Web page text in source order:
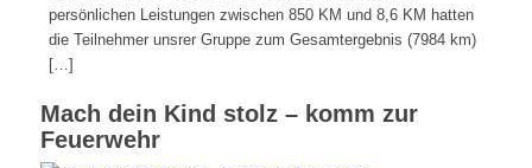
persönlichen Leistungen zwischen 850 KM und 8,6 KM hatten
die Teilnehmer unsrer Gruppe zum Gesamtergebnis (7984 km)
[…]
Mach dein Kind stolz – komm zur
Feuerwehr